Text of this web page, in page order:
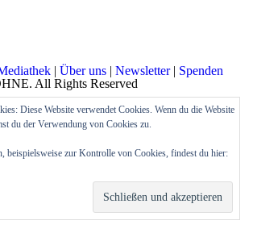
| Über uns| Newsletter| Spenden
All Rights Reserved
Diese Website verwendet Cookies. Wenn du die Website
du der Verwendung von Cookies zu.
beispielsweise zur Kontrolle von Cookies, findest du hier: